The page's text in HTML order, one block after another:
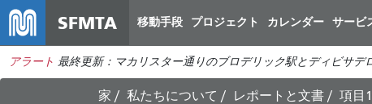
SFMTA 移動手段 プロジェクト カレンダー サービ
アラート 最終更新：マカリスター通りのブロデリック駅とディビサデ
家 私たちについて レポートと文書 項目